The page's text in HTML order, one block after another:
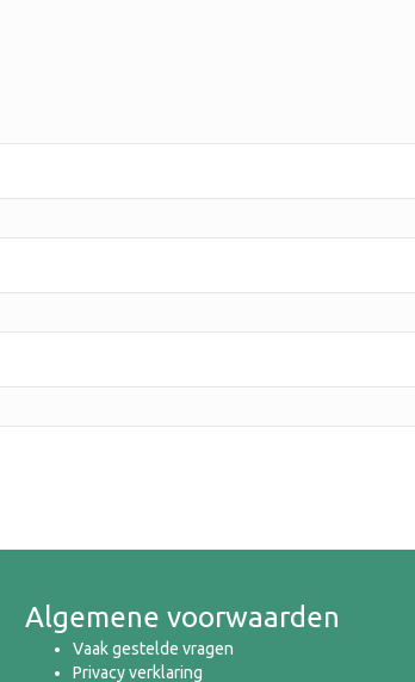
Algemene voorwaarden
Vaak gestelde vragen
Privacy verklaring